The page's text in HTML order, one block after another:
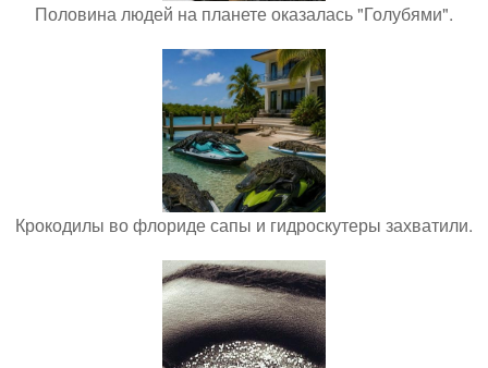
Половина людей на планете оказалась "Голубями".
Крокодилы во флориде сапы и гидроскутеры захватили.